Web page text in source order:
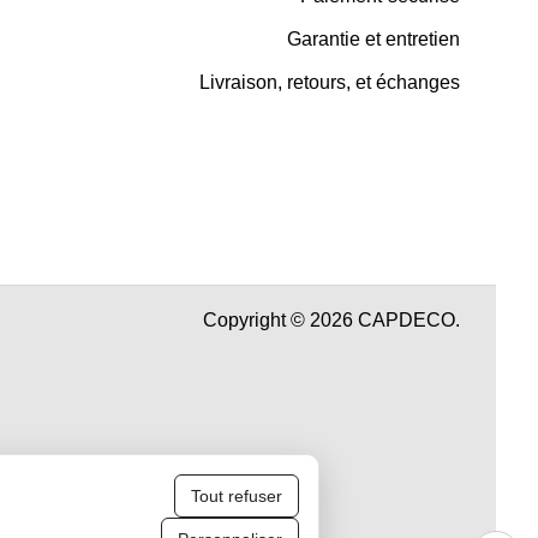
Garantie et entretien
Livraison, retours, et échanges
Copyright © 2026 CAPDECO.
Tout refuser